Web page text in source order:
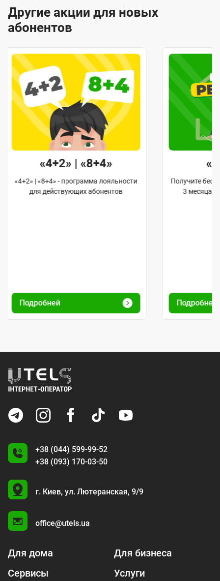
Другие акции для новых
абонентов
«4+2» | «8+4»
«4+2» | «8+4» - программа лояльности
для действующих абонентов
Подробней
Получите
3 месяца
Подробней
+38 (044) 599-99-52
+38 (093) 170-03-50
U
г. Киев, ул. Лютеранская, 9/9
office@utels.ua
Для дома
Для бизнеса
Сервисы
Услуги